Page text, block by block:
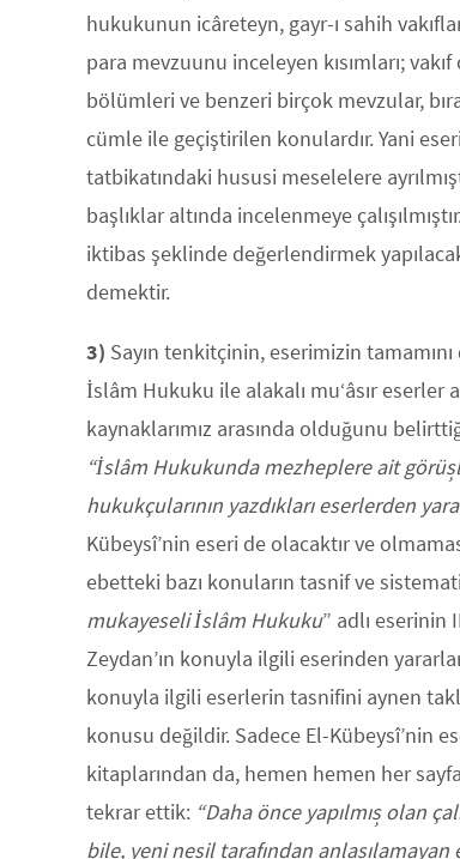
hukukunun icâreteyn, gayr-ı sahih
para mevzuunu inceleyen kısımları;
bölümleri ve benzeri birçok mevzular,
cümle ile geçiştirilen konulardır. Yani
tatbikatındaki hususi meselelere
başlıklar altında incelenmeye
iktibas şeklinde değerlendirmek
demektir.
3) Sayın tenkitçinin, eserimizin
İslâm Hukuku ile alakalı mu‘âsır eserler
kaynaklarımız arasında olduğunu
“İslâm Hukukunda mezheplere ait
hukukçularının yazdıkları eserlerden
Kübeysî’nin eseri de olacaktır ve
ebetteki bazı konuların tasnif ve
mukayeseli İslâm Hukuku” adlı
Zeydan’ın konuyla ilgili eserinden
konuyla ilgili eserlerin tasnifini aynen
konusu değildir. Sadece El-Kübeysî’nin
kitaplarından da, hemen hemen her
tekrar ettik: “Daha önce yapılmış olan
bile, yeni nesiltarafından